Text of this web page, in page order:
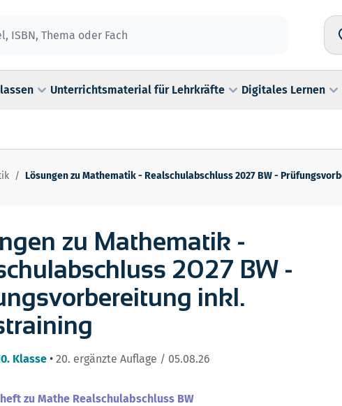
Unterrichtsmaterial für Lehrkräfte Digitales Lernen
/ Lösungen zu Mathematik - Realschulabschluss 2027 BW -
zu Mathematik -
2027 BW -
inkl.
Klasse •20. ergänzte Auflage / 05.08.26
zu Mathe Realschulabschluss BW